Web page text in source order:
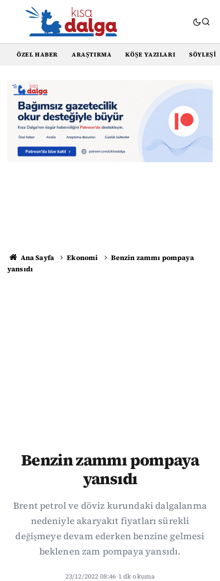
ÖZEL HABER ARAŞTIRMA KÖŞE YAZILARI SÖYLEŞI
Ana Sayfa Ekonomi
Benzin zammı pompaya
yansıdı
Benzin zammı pompaya
yansıdı
Brent petrol ve döviz kurundaki dalgalanma
nedeniyle akaryakıt fiyatları sürekli
değişmeye devam ederken benzine gelmesi
beklenen zam pompaya yansıdı.
23/12/2022 08:46·1 dk okuma